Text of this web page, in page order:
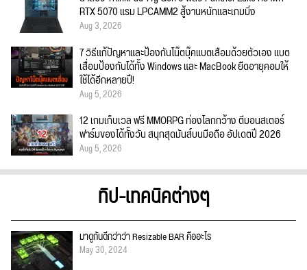
RTX 5070 แรม LPCAMM2 สู้งานหนักและเกมมิ่ง
Aug 3, 2026
7 วิธีแก้ปัญหาและป้องกันโน๊ตบุ๊คแบตเสื่อมด้วยตัวเอง แบต
เสื่อมป้องกันได้ทั้ง Windows และ MacBook ยืดอายุคอมให้
ใช้ได้อีกหลายปี!
Aug 5, 2026
12 เกมเก็บเวล ฟรี MMORPG ท่องโลกกว้าง ตีมอนสเตอร์
ฟาร์มของได้ทั้งวัน สนุกสุดมันส์บนมือถือ อัปเดตปี 2026
Aug 5, 2026
ทิป-เทคนิคต่างๆ
มาดูกันดีกว่าว่า Resizable BAR คืออะไร
May 30, 2024